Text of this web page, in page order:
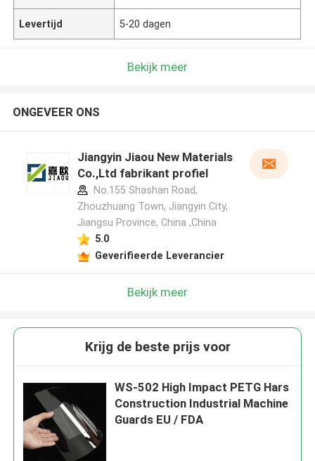
Levertijd 5-20 dagen
Bekijk meer
ONGEVEER ONS
Jiangyin Jiaou New Materials
Co.,Ltd fabrikant profiel
No.155 Shashan Road,
Zhouzhuang Town, Jiangyin City,
Jiangsu Province, China ,China
5.0
Geverifieerde Leverancier
Bekijk meer
Krijg de beste prijs voor
WS-502 High Impact PETG Hars
Construction Industrial Machine
Guards EU / FDA